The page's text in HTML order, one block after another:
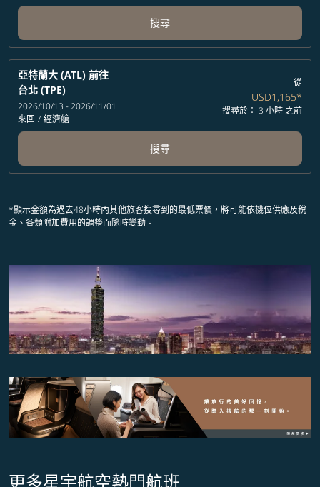
搜尋
亞特蘭大 (ATL) 前往
台北 (TPE)
2026/10/13 - 2026/11/01
來回 / 經濟艙
從
USD1,165*
搜尋於： 3 小時 之前
搜尋
*顯示金額為過去48小時內其他旅客搜尋到的最低票價，將可能依機位供應及稅
金、各類附加費用的調整而隨時變動。
更多星宇航空熱門航班